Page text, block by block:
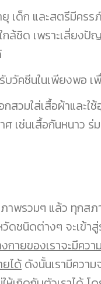
เด็ก และสตรีมีครร
กล้ชิด เพราะเสี่ยง
บวัคซีนในเพียงพอ
กสวมใส่เสื้อผ้าและใ
เช่นเสื้อกันหนาว ร่
ภาพรวมๆ แล้ว ทุกส
วัดชนิดต่างๆ จะเข้า
กายของเราจะมีคว
ยได้ ดังนั้นเรามีควา